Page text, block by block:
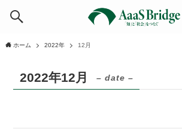
ホーム 2022年 12月
2022年12月 – date –